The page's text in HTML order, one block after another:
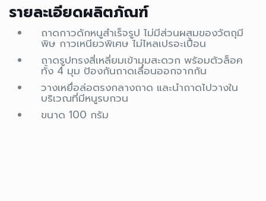
รายละเอียดผลิตภัณฑ์
ถาดกาวดักหนูสำเร็จรูป ไม่มีส่วนผสมของวัตถุมี
พิษ กาวเหนียวพิเศษ ไม่ไหลเปรอะเปื้อน
ถาดรูปทรงสี่เหลี่ยมเข้ามุมสะดวก พร้อมตัวล็อค
ทั้ง 4 มุม ป้องกันถาดเลื่อนออกจากกัน
วางเหยื่อล่อตรงกลางถาด และนำถาดไปวางใน
บริเวณที่มีหนูรบกวน
ขนาด 100 กรัม